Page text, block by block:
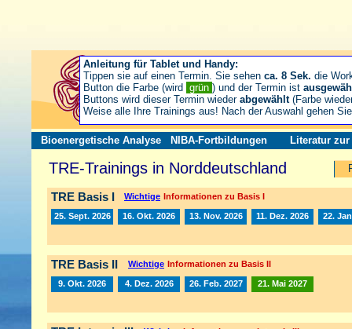
Bioenergetische Analyse NIBA-Fortbildungen Literatur zur
TRE-Trainings in Norddeutschland
TRE Basis I Wichtige Informationen zu Basis I
25. Sept. 2026 16. Okt. 2026 13. Nov. 2026 11. Dez. 2026 22.
TRE Basis II Wichtige Informationen zu Basis II
9. Okt. 2026 4. Dez. 2026 26. Feb. 2027 21. Mai 2027
Anleitung für Tablet und Handy:
Tippen sie auf einen Termin. Sie sehen ca. 8 Sek. die
Button die Farbe (wird grün ) und der Termin ist
Buttons wird dieser Termin wieder abgewählt(Farbe
Weise alle Ihre Trainings aus! Nach der Auswahl gehen